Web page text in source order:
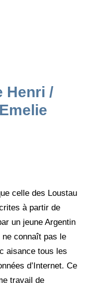
Henri /
celle des Loustau
à partir de
un jeune Argentin
ne connaît pas le
aisance tous les
d’Internet. Ce
travail de